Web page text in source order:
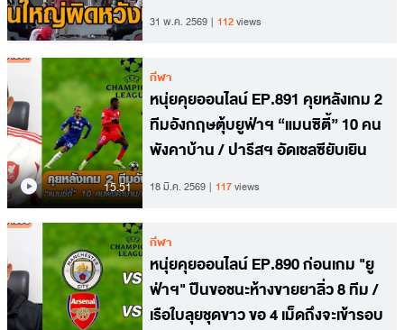
31 พ.ค. 2569 112views
15.51
กีฬา
หนุ่ยคุยออนไลน์ EP.891 คุยหลังเกม 2
ทีมอังกฤษตุ้บยูฟ่าฯ “แมนซิตี้” 10 คน
พังคาบ้าน / ปารีสฯ อัดเชลซียับเยิน
18 มี.ค. 2569 117views
กีฬา
หนุ่ยคุยออนไลน์ EP.890 ก่อนเกม "ยู
ฟ่าฯ" ปืนขอชนะห้างขายยาลิ่ว 8 ทีม /
เรือใบลุยชุดขาว ขอ 4 เม็ดถึงจะเข้ารอบ